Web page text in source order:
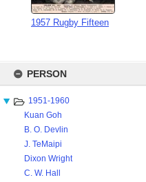
content
PERSON
1951-1960
Kuan Goh
B. O. Devlin
J. TeMaipi
Dixon Wright
C. W. Hall
1957 Rugby Fifteen